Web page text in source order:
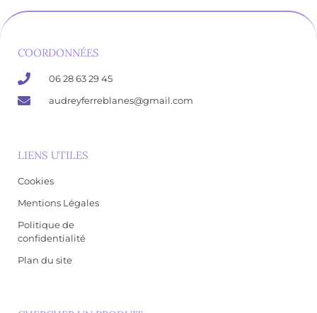
COORDONNÉES
06 28 63 29 45
audreyferreblanes@gmail.com
LIENS UTILES
Cookies
Mentions Légales
Politique de
confidentialité
Plan du site